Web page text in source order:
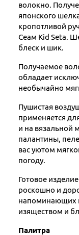
волокно.
японского
кропотливой
Сеам Kid Seta.
блеск и шик.
Получаемое
обладает
необычайно
Пушистая
применяется
и на вязальной
палантины,
вас уютом
погоду.
Готовое
роскошно и
напоминающих
изяществом и
Палитра